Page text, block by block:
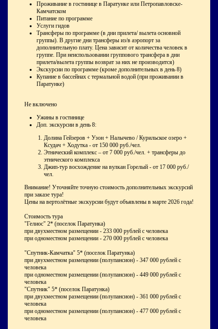
Проживание в гостинице в Паратунке или Петропавловске-
Камчатском
Питание по программе
Услуги гидов
Трансферы по программе (в дни прилета/ вылета основной
группы). В другие дни трансферы из/в аэропорт за
дополнительную плату. Цена зависит от количества человек в
группе. При неиспользовании группового трансфера в дни
прилета/вылета группы возврат за них не производится)
Экскурсии по программе (кроме дополнительных в день 8)
Купание в бассейнах с термальной водой (при проживании в
Паратунке)
Не включено
Ужины в гостинице
Доп. экскурсии в день 8:
Долина Гейзеров + Узон + Налычево / Курильское озеро +
Ксудач + Ходутка - от 150 000 руб./чел.
Этнический комплекс – от 7 000 руб./чел. + трансферы до
этнического комплекса
Джип-тур восхождение на вулкан Горелый - от 17 000 руб./
чел.
Внимание! Уточняйте точную стоимость дополнительных экскурсий
при заказе тура!
Цены на вертолётные экскурсии будут объявлены в марте 2026 года!
Стоимость тура
"Гелиос" 2* (поселок Паратунка)
при двухместном размещении - 233 000 рублей с человека
при одноместном размещении - 270 000 рублей с человека
"Спутник-Камчатка" 5* (поселок Паратунка)
при двухместном размещении (полупансион) - 347 000 рублей с
человека
при одноместном размещении (полупансион) - 449 000 рублей с
человека
"Спутник" 5* (поселок Паратунка)
при двухместном размещении (полупансион) - 361 000 рублей с
человека
при одноместном размещении (полупансион) - 477 000 рублей с
человека